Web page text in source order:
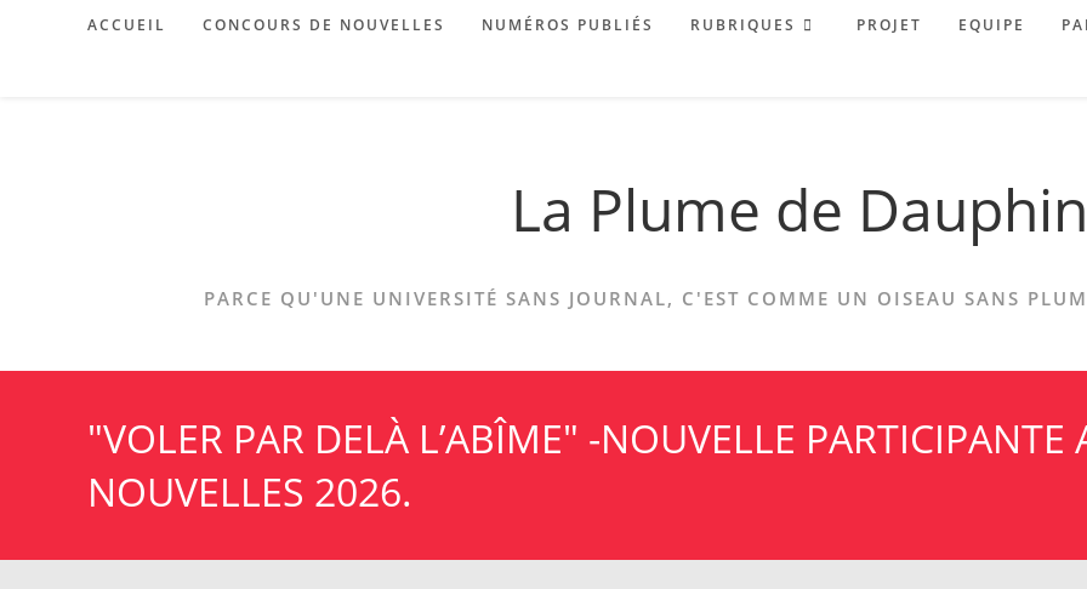
ACCUEIL CONCOURS DE NOUVELLES NUMÉROS PUBLIÉS RUBRIQUES PROJET EQUIPE
La Plume de
PARCE QU'UNE UNIVERSITÉ SANS JOURNAL, C'EST COMME UN OISEAU SANS
"VOLER PAR DELÀ L’ABÎME" -NOUVELLE
NOUVELLES 2026.